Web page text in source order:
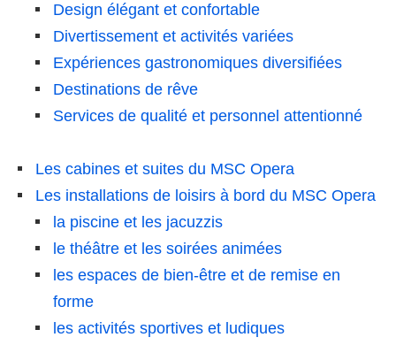
Design élégant et confortable
Divertissement et activités variées
Expériences gastronomiques diversifiées
Destinations de rêve
Services de qualité et personnel attentionné
Les cabines et suites du MSC Opera
Les installations de loisirs à bord du MSC Opera
la piscine et les jacuzzis
le théâtre et les soirées animées
les espaces de bien-être et de remise en
forme
les activités sportives et ludiques